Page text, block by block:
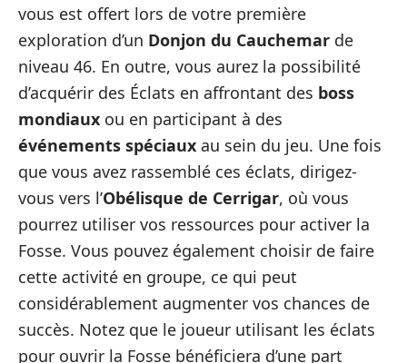
vous est offert lors de votre première
exploration d’un Donjon du Cauchemar de
niveau 46. En outre, vous aurez la possibilité
d’acquérir des Éclats en affrontant des boss
mondiaux ou en participant à des
événements spéciaux au sein du jeu. Une fois
que vous avez rassemblé ces éclats, dirigez-
vous vers l’Obélisque de Cerrigar, où vous
pourrez utiliser vos ressources pour activer la
Fosse. Vous pouvez également choisir de faire
cette activité en groupe, ce qui peut
considérablement augmenter vos chances de
succès. Notez que le joueur utilisant les éclats
pour ouvrir la Fosse bénéficiera d’une part